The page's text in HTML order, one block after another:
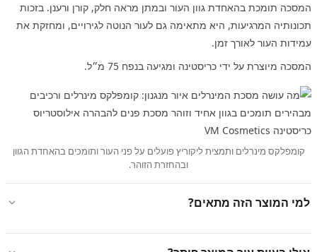
המסכה תומכת בהאחדת גוון העור ובמתן מראה חלק, קורן ורענן. בזכות
תכונותיה המרגיעות, היא מתאימה גם לעור הנוטה לגירויים, ומחזקת את
עמידות העור לאורך זמן.
המסכה מיוצרת על ידי כריסטינה ומגיעה בנפח 75 מ״ל.
קומפלקס מינרלים ותמצית ליקוריץ פועלים על פני העור ותומכים בהאחדת הגוון
ובהחזרת הזוהר.
למי המוצר הזה מתאים?